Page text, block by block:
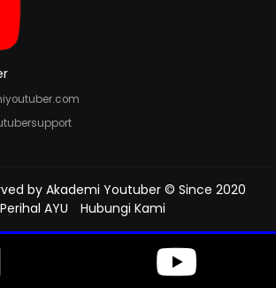
by Akademi Youtuber © Since 2020
Perihal AYU
Hubungi Kami